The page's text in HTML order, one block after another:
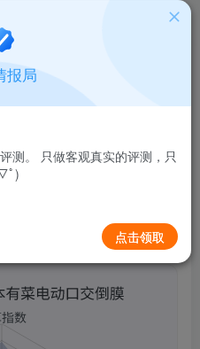
电动口交倒膜真人还原
0 296 15
有菜电动口交倒膜
报局
测。 只做客观真实的评测，只
ﾟ)
点击领取